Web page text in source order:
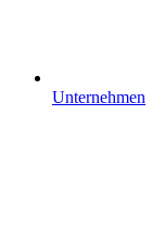
Unternehmen